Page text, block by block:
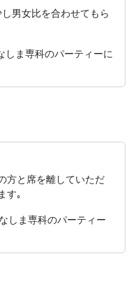
男女比を合わせてもら
ま専科のパーティーに
方と席を離していただ
す｡
しま専科のパーティー